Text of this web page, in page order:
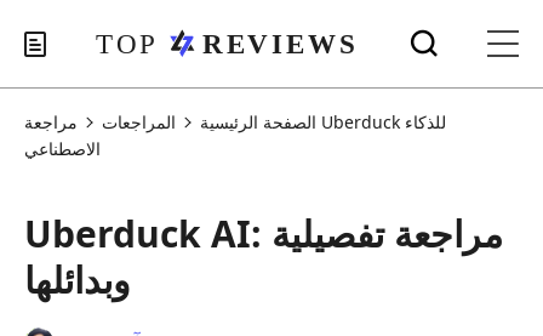
الصفحة الرئيسية المراجعات
مراجعة Uberduck للذكاء
الاصطناعي
Uberduck AI: مراجعة تفصيلية
وبدائلها